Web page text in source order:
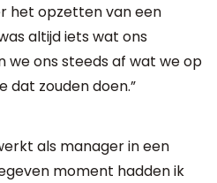
het opzetten van een
altijd iets wat ons
we ons steeds af wat we op
dat zouden doen.”
als manager in een
moment hadden ik